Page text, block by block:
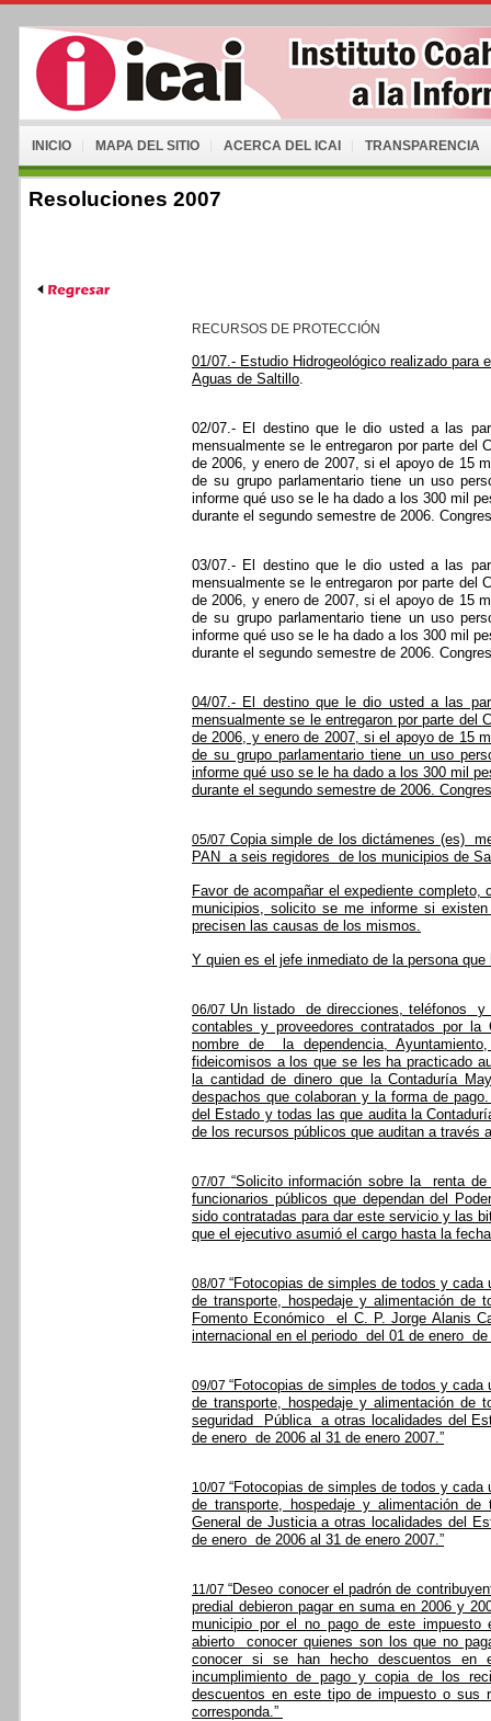
INICIO MAPA DEL SITIO ACERCA DEL ICAI TRANSPARENCIA
Resoluciones 2007
RECURSOS DE PROTECCIÓN
01/07.- Estudio Hidrogeológico realizado
Aguas de Saltillo.
02/07.- El destino que le dio usted a las
mensualmente se le entregaron por parte del
de 2006, y enero de 2007, si el apoyo de 15
de su grupo parlamentario tiene un uso
informe qué uso se le ha dado a los 300 mil
durante el segundo semestre de 2006.
03/07.- El destino que le dio usted a las
mensualmente se le entregaron por parte del
de 2006, y enero de 2007, si el apoyo de 15
de su grupo parlamentario tiene un uso
informe qué uso se le ha dado a los 300 mil
durante el segundo semestre de 2006.
04/07.- El destino que le dio usted a las
mensualmente se le entregaron por parte del
de 2006, y enero de 2007, si el apoyo de 15
de su grupo parlamentario tiene un uso
informe qué uso se le ha dado a los 300 mil
durante el segundo semestre de 2006.
05/07 Copia simple de los dictámenes (es)
PAN a seis regidores de los municipios de
Favor de acompañar el expediente
municipios, solicito se me informe si
precisen las causas de los mismos.
Y quien es el jefe inmediato de la persona
06/07 Un listado de direcciones, teléfonos
y
contables y proveedores contratados por
nombre de
la dependencia,
fideicomisos a los que se les ha practicado
la cantidad de dinero que la Contaduría
despachos que colaboran y la forma de
del Estado y todas las que audita la
de los recursos públicos que auditan a través
07/07 “Solicito información sobre la
renta
funcionarios públicos que dependan del
sido contratadas para dar este servicio y las
que el ejecutivo asumió el cargo hasta la
08/07“Fotocopias de simples de todos y
de transporte, hospedaje y alimentación de
Fomento Económico
el C. P. Jorge Alanis
internacional en el periodo del 01 de enero de
09/07“Fotocopias de simples de todos y
de transporte, hospedaje y alimentación de
seguridad
Pública
a otras localidades del
de enero de 2006 al 31 de enero 2007.”
10/07“Fotocopias de simples de todos y
de transporte, hospedaje y alimentación
General de Justicia a otras localidades del
de enero de 2006 al 31 de enero 2007.”
11/07“Deseo conocer el padrón de
predial debieron pagar en suma en 2006 y
municipio por el no pago de este impuesto
abierto
conocer quienes son los que no
conocer si se han hecho descuentos
incumplimiento de pago y copia de los
descuentos en este tipo de impuesto o sus
corresponda.”